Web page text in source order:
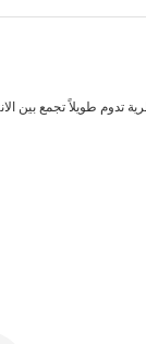
طويلاً تجمع بين